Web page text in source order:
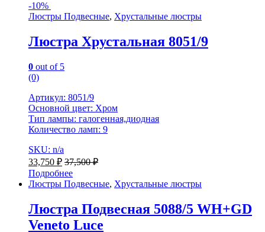
-10%
Люстры Подвесные, Хрустальные люстры
Люстра Хрустальная 8051/9
0 out of 5
(0)
Артикул: 8051/9
Основной цвет: Хром
Тип лампы: галогенная,диодная
Количество ламп: 9
SKU: n/a
33,750 ₽ 37,500₽
Подробнее
Люстры Подвесные, Хрустальные люстры
Люстра Подвесная 5088/5 WH+GD
Veneto Luce